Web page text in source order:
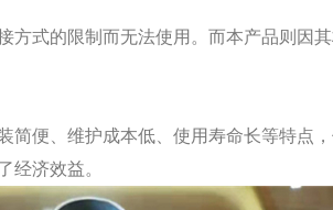
的限制而无法使用。而本产品则因
、维护成本低、使用寿命长等特点
经济效益。